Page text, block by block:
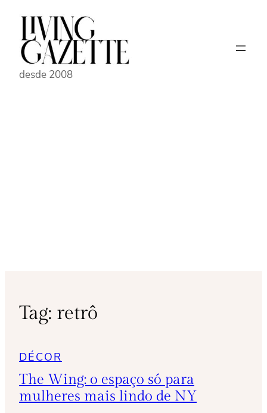
Pular
conteúdo
desde 2008
Tag: retrô
DÉCOR
The Wing: o espaço só para
mulheres mais lindo de NY